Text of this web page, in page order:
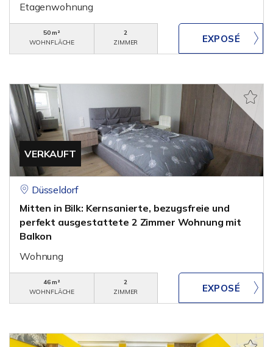
Etagenwohnung
50 m²
WOHNFLÄCHE
2
ZIMMER
VERKAUFT
Düsseldorf
Mitten in Bilk: Kernsanierte, bezugsfreie und
perfekt ausgestattete 2 Zimmer Wohnung mit
Balkon
Wohnung
46 m²
WOHNFLÄCHE
2
ZIMMER